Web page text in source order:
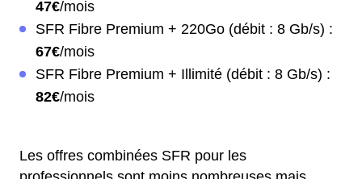
47€/mois
SFR Fibre Premium + 220Go (débit : 8 Gb/s) :
67€/mois
SFR Fibre Premium + Illimité (débit : 8 Gb/s) :
82€/mois
Les offres combinées SFR pour les